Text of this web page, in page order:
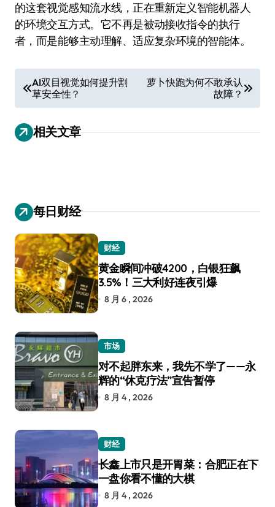
的这套视觉感知流水线，正在重新定义智能机器人
的环境交互方式。它不再是被动接收指令的执行
者，而是能够主动理解、适应复杂环境的智能体。
章
导
航
AI双目视觉如何提升割
草安全性？
萝卜快跑为何不敢承认
故障？
相关文章
每日财经
财经
黄金瞬间冲破4200，白银狂飙
3.5%！三大利好连夜引爆
8 月 6 , 2026
市场
对不起胖东来，我先不学了——永
辉的“休克疗法”宣告暂停
8 月 4 , 2026
财经
长鑫上市只是开胃菜：合肥正在下
一盘你看不懂的大棋
8 月 4 , 2026